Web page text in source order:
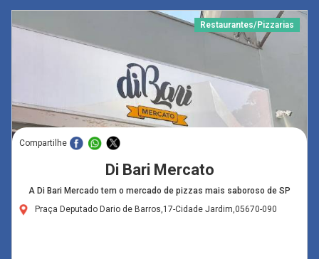
Restaurantes/Pizzarias
Compartilhe
Di Bari Mercato
A Di Bari Mercado tem o mercado de pizzas mais saboroso de SP
Praça Deputado Dario de Barros,17-Cidade Jardim,05670-090